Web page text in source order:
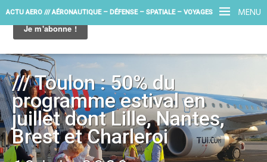
MENU
ACTU AERO /// AÉRONAUTIQUE – DÉFENSE – SPATIALE – VOYAGES
/// Toulon : 50% du
programme estival en
juillet dont Lille, Nantes,
Brest et Charleroi